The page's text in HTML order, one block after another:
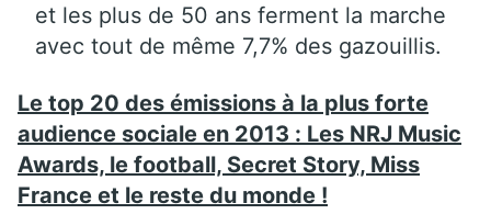
et les plus de 50 ans ferment la marche
avec tout de même 7,7% des gazouillis.
Le top 20 des émissions à la plus forte
audience sociale en 2013 : Les NRJ Music
Awards, le football, Secret Story, Miss
France et le reste du monde !